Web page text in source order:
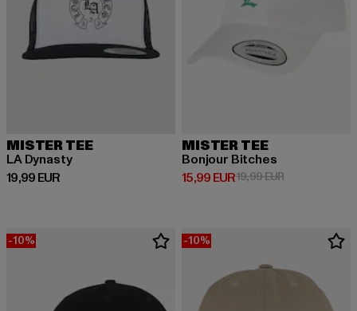
MISTER TEE
LA Dynasty
19,99 EUR
Derzeitiger Preis: 19,99 EUR
MISTER TEE
Bonjour Bitches
15,99 EUR
Derzeitiger Preis: 15,99 EUR
19,99 EURAktionspreis:
-10% -10%